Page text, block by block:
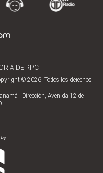
DE RPC
© 2026. Todos los derechos
| Dirección, Avenida 12 de